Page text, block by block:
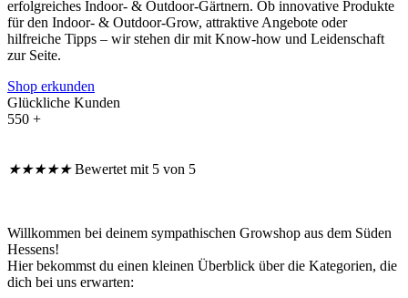
erfolgreiches Indoor- & Outdoor-Gärtnern. Ob innovative Produkte
für den Indoor- & Outdoor-Grow, attraktive Angebote oder
hilfreiche Tipps – wir stehen dir mit Know-how und Leidenschaft
zur Seite.
Shop erkunden
Glückliche Kunden
550 +
★★★★★ Bewertet mit 5 von 5
Willkommen bei deinem sympathischen Growshop aus dem Süden
Hessens!
Hier bekommst du einen kleinen Überblick über die Kategorien, die
dich bei uns erwarten: